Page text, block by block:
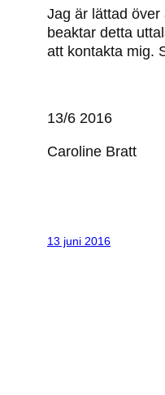
Jag är lättad
beaktar detta
att kontakta mig.
13/6 2016
Caroline Bratt
13 juni 2016